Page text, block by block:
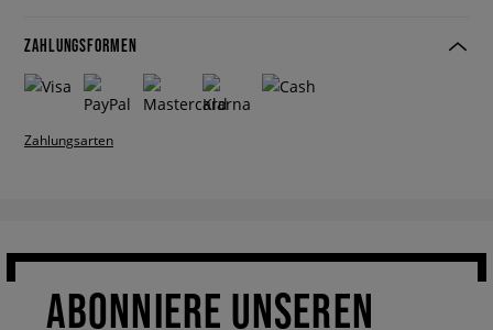
ZAHLUNGSFORMEN
Zahlungsarten
ABONNIERE UNSEREN